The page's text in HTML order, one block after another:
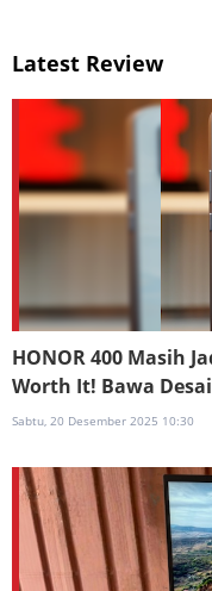
Latest Review
HONOR 400 Masih
Worth It! Bawa
Sabtu, 20 Desember 2025 10:30